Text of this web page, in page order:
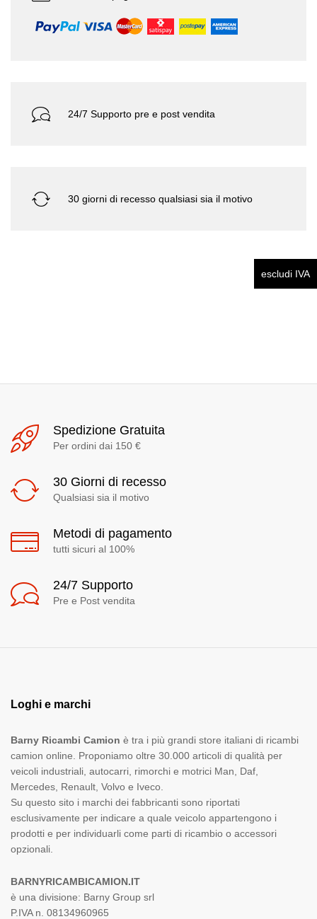
24/7 Supporto pre e post vendita
30 giorni di recesso qualsiasi sia il motivo
Spedizione Gratuita
Per ordini dai 150 €
30 Giorni di recesso
Qualsiasi sia il motivo
Metodi di pagamento
tutti sicuri al 100%
24/7 Supporto
Pre e Post vendita
Loghi e marchi
Barny Ricambi Camion è tra i più grandi store italiani di ricambi
camion online. Proponiamo oltre 30.000 articoli di qualità per
veicoli industriali, autocarri, rimorchi e motrici Man, Daf,
Mercedes, Renault, Volvo e Iveco.
Su questo sito i marchi dei fabbricanti sono riportati
esclusivamente per indicare a quale veicolo appartengono i
prodotti e per individuarli come parti di ricambio o accessori
opzionali.
BARNYRICAMBICAMION.IT
è una divisione: Barny Group srl
P.IVA n. 08134960965
escludi IVA